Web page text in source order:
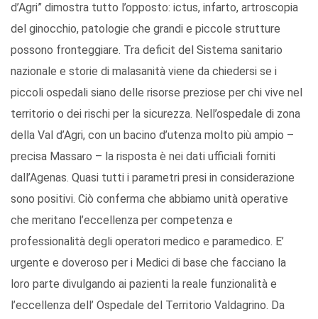
d’Agri” dimostra tutto l’opposto: ictus, infarto, artroscopia
del ginocchio, patologie che grandi e piccole strutture
possono fronteggiare. Tra deficit del Sistema sanitario
nazionale e storie di malasanità viene da chiedersi se i
piccoli ospedali siano delle risorse preziose per chi vive nel
territorio o dei rischi per la sicurezza. Nell’ospedale di zona
della Val d’Agri, con un bacino d’utenza molto più ampio –
precisa Massaro – la risposta è nei dati ufficiali forniti
dall’Agenas. Quasi tutti i parametri presi in considerazione
sono positivi. Ciò conferma che abbiamo unità operative
che meritano l’eccellenza per competenza e
professionalità degli operatori medico e paramedico. E’
urgente e doveroso per i Medici di base che facciano la
loro parte divulgando ai pazienti la reale funzionalità e
l’eccellenza dell’ Ospedale del Territorio Valdagrino. Da